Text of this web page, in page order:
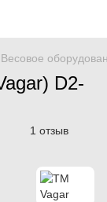
D2-
1 отзыв